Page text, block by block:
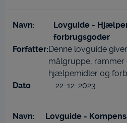
Lovguide -
forbrugsgoder
Denne lovguide
målgruppe,
hjælpemidler og
22-12-2023
Lovguide -